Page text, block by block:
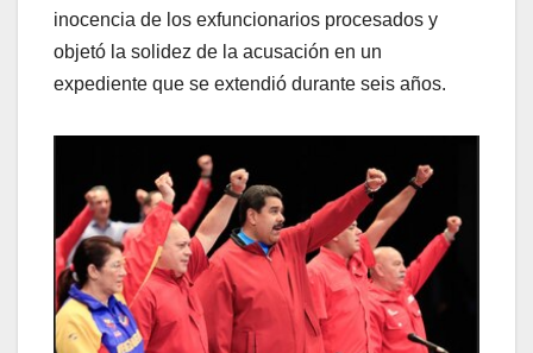
inocencia de los exfuncionarios procesados y
objetó la solidez de la acusación en un
expediente que se extendió durante seis años.